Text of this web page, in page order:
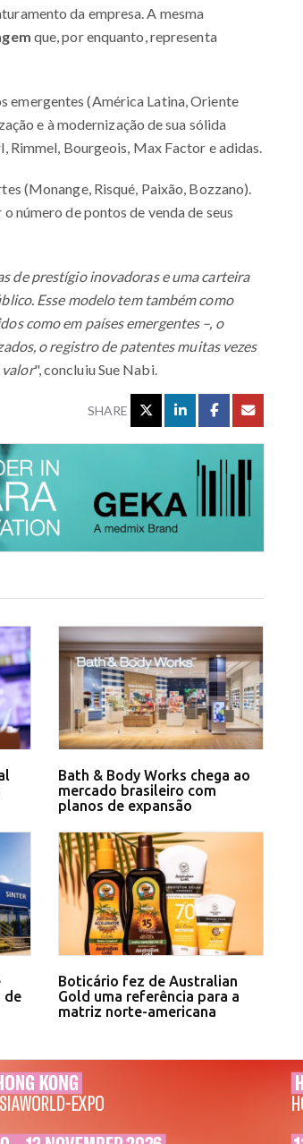
da empresa. A mesma
que, por enquanto, representa
emergentes (América Latina, Oriente
e à modernização de sua sólida
Bourgeois, Max Factor e adidas.
(Monange, Risqué, Paixão, Bozzano).
número de pontos de venda de seus
de prestígio inovadoras e uma carteira
Esse modelo tem também como
como em países emergentes –, o
o registro de patentes muitas vezes
valor", concluiu Sue Nabi.
SHARE
Bath & Body Works chega ao
mercado brasileiro com
planos de expansão
de
Boticário fez de Australian
Gold uma referência para a
matriz norte-americana